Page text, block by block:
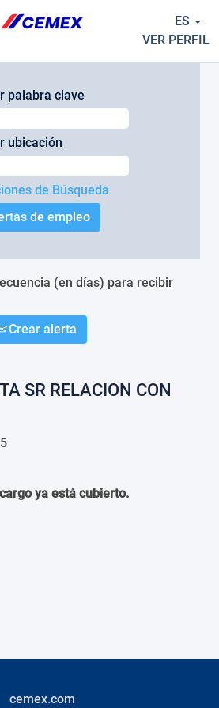
ES
VER PERFIL
palabra clave
ubicación
de Búsqueda
(en días) para recibir
Crear alerta
SR RELACION CON
ya está cubierto.
cemex.com